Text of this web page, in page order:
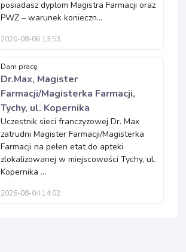
posiadasz dyplom Magistra Farmacji oraz
PWZ – warunek konieczn...
2026-08-06 13:53
Dam pracę
Dr.Max, Magister
Farmacji/Magisterka Farmacji,
Tychy, ul. Kopernika
Uczestnik sieci franczyzowej Dr. Max
zatrudni Magister Farmacji/Magisterka
Farmacji na pełen etat do apteki
zlokalizowanej w miejscowości Tychy, ul.
Kopernika ...
2026-08-04 14:02